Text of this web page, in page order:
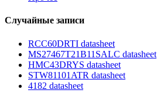
Случайные записи
RCC60DRTI datasheet
MS27467T21B11SALC datasheet
HMC43DRYS datasheet
STW81101ATR datasheet
4182 datasheet